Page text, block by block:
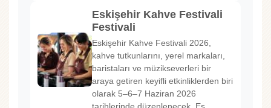
Eskişehir Kahve Festivali
Festivali
Eskişehir Kahve Festivali 2026,
kahve tutkunlarını, yerel markaları,
baristaları ve müzikseverleri bir
araya getiren keyifli etkinliklerden biri
olarak 5–6–7 Haziran 2026